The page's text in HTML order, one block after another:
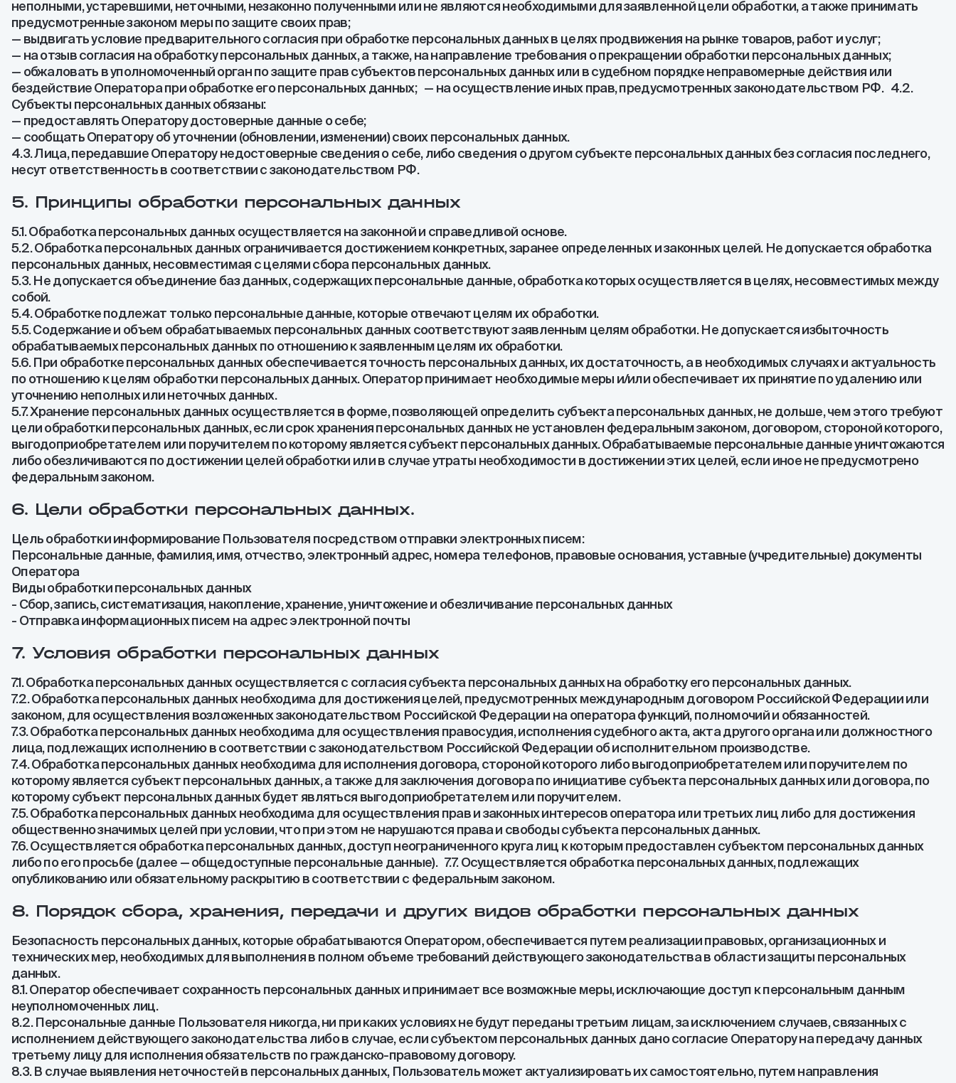
неполными, устаревшими, неточными, незаконно полученными или не являются необходимыми для заявленной цели обработки, а также принимать
предусмотренные законом меры по защите своих прав;
— выдвигать условие предварительного согласия при обработке персональных данных в целях продвижения на рынке товаров, работ и услуг;
— на отзыв согласия на обработку персональных данных, а также, на направление требования о прекращении обработки персональных данных;
— обжаловать в уполномоченный орган по защите прав субъектов персональных данных или в судебном порядке неправомерные действия или
бездействие Оператора при обработке его персональных данных; — на осуществление иных прав, предусмотренных законодательством РФ. 4.2.
Субъекты персональных данных обязаны:
— предоставлять Оператору достоверные данные о себе;
— сообщать Оператору об уточнении (обновлении, изменении) своих персональных данных.
4.3. Лица, передавшие Оператору недостоверные сведения о себе, либо сведения о другом субъекте персональных данных без согласия последнего,
несут ответственность в соответствии с законодательством РФ.
5. Принципы обработки персональных данных
5.1. Обработка персональных данных осуществляется на законной и справедливой основе.
5.2. Обработка персональных данных ограничивается достижением конкретных, заранее определенных и законных целей. Не допускается обработка
персональных данных, несовместимая с целями сбора персональных данных.
5.3. Не допускается объединение баз данных, содержащих персональные данные, обработка которых осуществляется в целях, несовместимых между
собой.
5.4. Обработке подлежат только персональные данные, которые отвечают целям их обработки.
5.5. Содержание и объем обрабатываемых персональных данных соответствуют заявленным целям обработки. Не допускается избыточность
обрабатываемых персональных данных по отношению к заявленным целям их обработки.
5.6. При обработке персональных данных обеспечивается точность персональных данных, их достаточность, а в необходимых случаях и актуальность
по отношению к целям обработки персональных данных. Оператор принимает необходимые меры и/или обеспечивает их принятие по удалению или
уточнению неполных или неточных данных.
5.7. Хранение персональных данных осуществляется в форме, позволяющей определить субъекта персональных данных, не дольше, чем этого требуют
цели обработки персональных данных, если срок хранения персональных данных не установлен федеральным законом, договором, стороной которого,
выгодоприобретателем или поручителем по которому является субъект персональных данных. Обрабатываемые персональные данные уничтожаются
либо обезличиваются по достижении целей обработки или в случае утраты необходимости в достижении этих целей, если иное не предусмотрено
федеральным законом.
6. Цели обработки персональных данных.
Цель обработки информирование Пользователя посредством отправки электронных писем:
Персональные данные, фамилия, имя, отчество, электронный адрес, номера телефонов, правовые основания, уставные (учредительные) документы
Оператора
Виды обработки персональных данных
- Сбор, запись, систематизация, накопление, хранение, уничтожение и обезличивание персональных данных
- Отправка информационных писем на адрес электронной почты
7. Условия обработки персональных данных
7.1. Обработка персональных данных осуществляется с согласия субъекта персональных данных на обработку его персональных данных.
7.2. Обработка персональных данных необходима для достижения целей, предусмотренных международным договором Российской Федерации или
законом, для осуществления возложенных законодательством Российской Федерации на оператора функций, полномочий и обязанностей.
7.3. Обработка персональных данных необходима для осуществления правосудия, исполнения судебного акта, акта другого органа или должностного
лица, подлежащих исполнению в соответствии с законодательством Российской Федерации об исполнительном производстве.
7.4. Обработка персональных данных необходима для исполнения договора, стороной которого либо выгодоприобретателем или поручителем по
которому является субъект персональных данных, а также для заключения договора по инициативе субъекта персональных данных или договора, по
которому субъект персональных данных будет являться выгодоприобретателем или поручителем.
7.5. Обработка персональных данных необходима для осуществления прав и законных интересов оператора или третьих лиц либо для достижения
общественно значимых целей при условии, что при этом не нарушаются права и свободы субъекта персональных данных.
7.6. Осуществляется обработка персональных данных, доступ неограниченного круга лиц к которым предоставлен субъектом персональных данных
либо по его просьбе (далее — общедоступные персональные данные). 7.7. Осуществляется обработка персональных данных, подлежащих
опубликованию или обязательному раскрытию в соответствии с федеральным законом.
8. Порядок сбора, хранения, передачи и других видов обработки персональных данных
Безопасность персональных данных, которые обрабатываются Оператором, обеспечивается путем реализации правовых, организационных и
технических мер, необходимых для выполнения в полном объеме требований действующего законодательства в области защиты персональных
данных.
8.1. Оператор обеспечивает сохранность персональных данных и принимает все возможные меры, исключающие доступ к персональным данным
неуполномоченных лиц.
8.2. Персональные данные Пользователя никогда, ни при каких условиях не будут переданы третьим лицам, за исключением случаев, связанных с
исполнением действующего законодательства либо в случае, если субъектом персональных данных дано согласие Оператору на передачу данных
третьему лицу для исполнения обязательств по гражданско-правовому договору.
8.3. В случае выявления неточностей в персональных данных, Пользователь может актуализировать их самостоятельно, путем направления